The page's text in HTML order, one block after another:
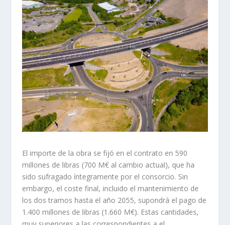
El importe de la obra se fijó en el contrato en 590
millones de libras (700 M€ al cambio actual), que ha
sido sufragado íntegramente por el consorcio. Sin
embargo, el coste final, incluido el mantenimiento de
los dos tramos hasta el año 2055, supondrá el pago de
1.400 millones de libras (1.660 M€). Estas cantidades,